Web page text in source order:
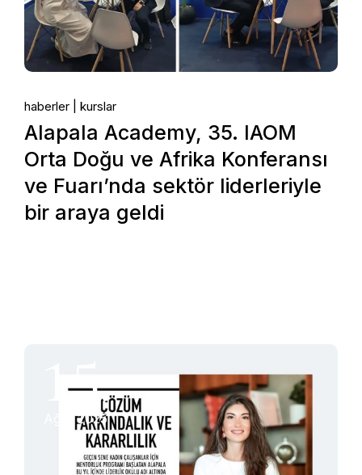
haberler kurslar
Alapala Academy, 35. IAOM
Orta Doğu ve Afrika Konferansı
ve Fuarı’nda sektör liderleriyle
bir araya geldi
15.
Ağu, 2025